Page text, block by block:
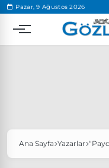
Pazar, 9 Ağustos 2026
Popüler Aramalar
Ana Sayfa Yazarlar